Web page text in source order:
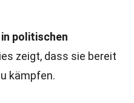
politischen
zeigt, dass sie bereit
kämpfen.